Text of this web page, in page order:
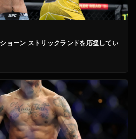
ョーン ストリックランドを応援してい